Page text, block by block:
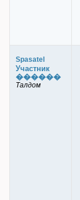
Spasatel
Участник
������
Талдом